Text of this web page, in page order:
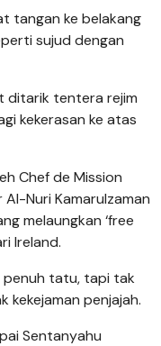
tangan ke belakang
sujud dengan
ditarik tentera rejim
kekerasan ke atas
Chef de Mission
Nuri Kamarulzaman
melaungkan ‘free
Ireland.
penuh tatu, tapi tak
kekejaman penjajah.
Sentanyahu